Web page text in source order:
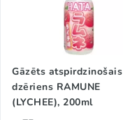
Gāzēts atspirdzinošais
dzēriens RAMUNE
(LYCHEE), 200ml